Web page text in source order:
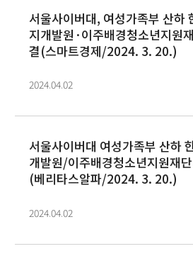
서울사이버대, 여성가족부 산하
지개발원·이주배경청소년지원
결(스마트경제/2024. 3. 20.)
2024.04.02
서울사이버대 여성가족부 산하
개발원/이주배경청소년지원재
(베리타스알파/2024. 3. 20.)
2024.04.02